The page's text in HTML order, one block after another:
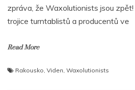
zpráva, že Waxolutionists jsou
trojice turntablistů a producentů ve
Read More
Rakousko Viden Waxolutionists